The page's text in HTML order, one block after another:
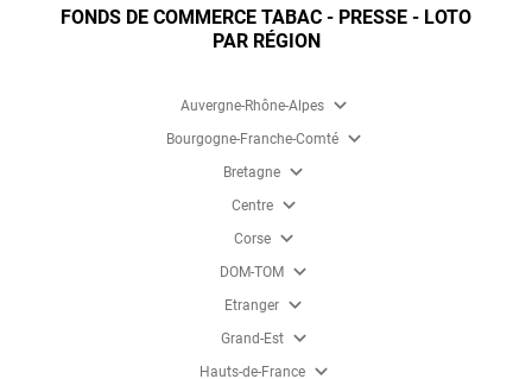
FONDS DE COMMERCE TABAC - PRESSE - LOTO
PAR RÉGION
Auvergne-Rhône-Alpes expand_more
Bourgogne-Franche-Comté expand_more
Bretagne expand_more
Centre expand_more
Corse expand_more
DOM-TOM expand_more
Etranger expand_more
Grand-Est expand_more
Hauts-de-France expand_more